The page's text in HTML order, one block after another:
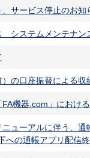
サービス停止のお
システムメンテナン
の口座振替による収
機器.com」におけ
ニューアルに伴う、
への通帳アプリ配信